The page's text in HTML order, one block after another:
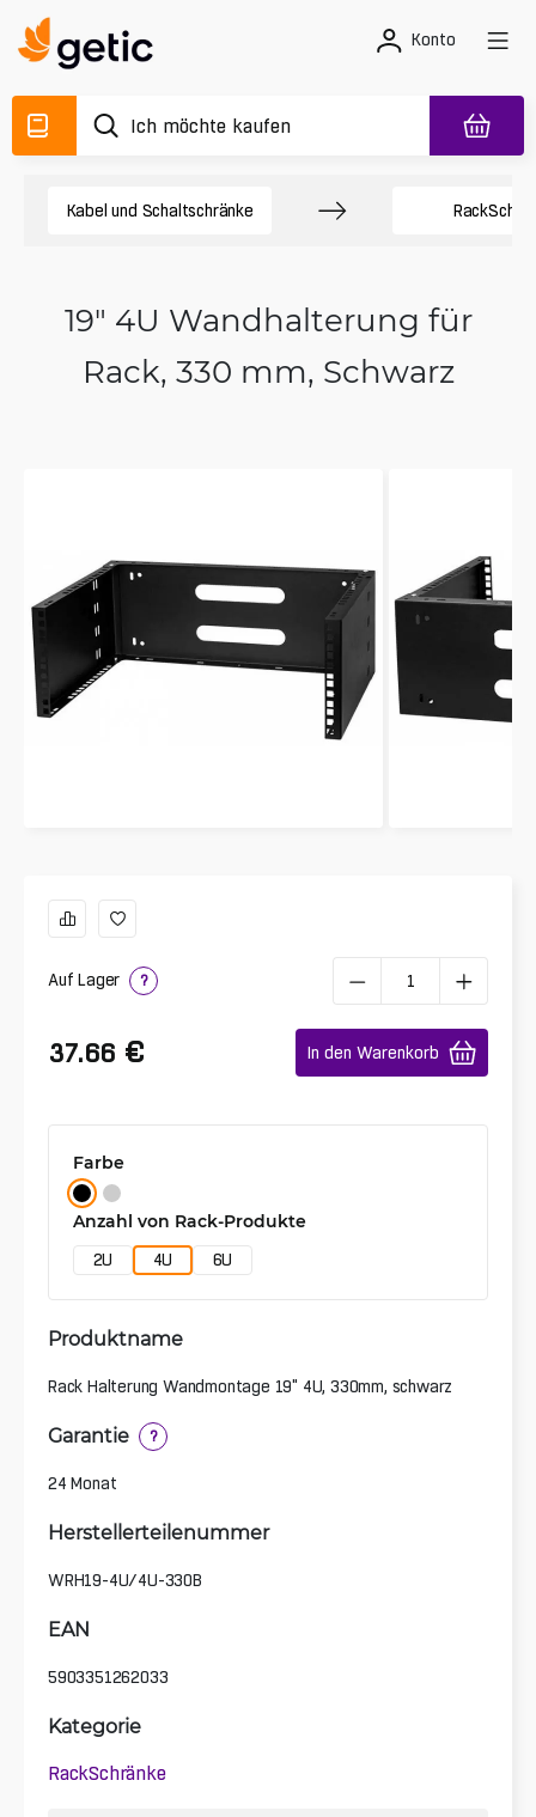
Konto
Kabel und Schaltschränke
19" 4U Wandhalterung für
Rack, 330 mm, Schwarz
Auf Lager ?
37.66 € In den Warenkorb
Farbe
Anzahl von Rack-Produkte
2U 4U 6U
Produktname
Rack Halterung Wandmontage 19" 4U, 330mm, schwarz
Garantie ?
24 Monat
Herstellerteilenummer
WRH19-4U/4U-330B
EAN
5903351262033
Kategorie
Rack­Schränke